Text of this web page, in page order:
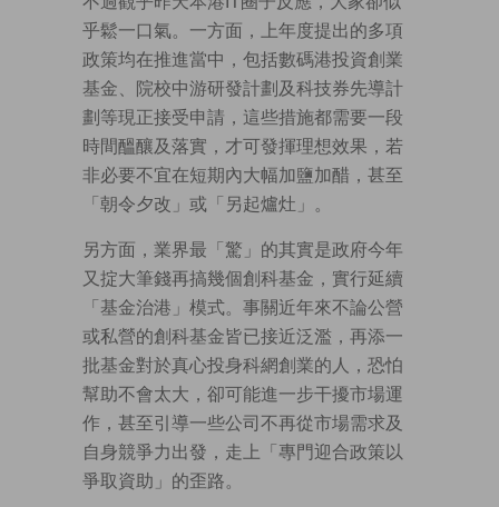
乎鬆一口氣。一方面，上年度提出的多項
政策均在推進當中，包括數碼港投資創業
基金、院校中游研發計劃及科技券先導計
劃等現正接受申請，這些措施都需要一段
時間醞釀及落實，才可發揮理想效果，若
非必要不宜在短期內大幅加鹽加醋，甚至
「朝令夕改」或「另起爐灶」。
另方面，業界最「驚」的其實是政府今年
又掟大筆錢再搞幾個創科基金，實行延續
「基金治港」模式。事關近年來不論公營
或私營的創科基金皆已接近泛濫，再添一
批基金對於真心投身科網創業的人，恐怕
幫助不會太大，卻可能進一步干擾市場運
作，甚至引導一些公司不再從市場需求及
自身競爭力出發，走上「專門迎合政策以
爭取資助」的歪路。